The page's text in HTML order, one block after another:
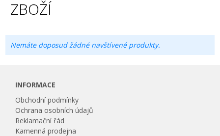
ZBOŽÍ
Nemáte doposud žádné navštívené produkty.
INFORMACE
Obchodní podmínky
Ochrana osobních údajů
Reklamační řád
Kamenná prodejna